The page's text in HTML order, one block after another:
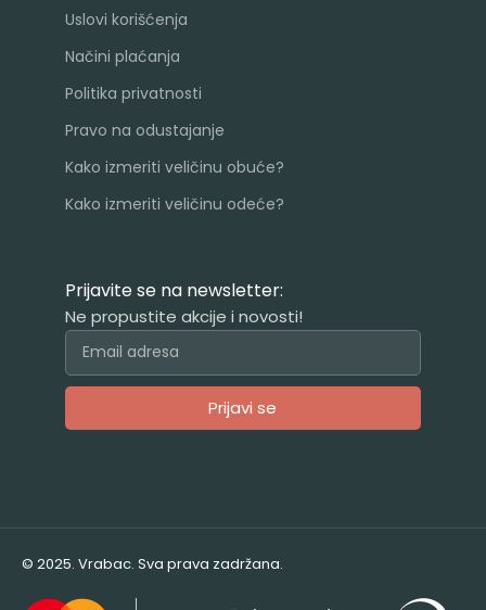
Uslovi korišćenja
Načini plaćanja
Politika privatnosti
Pravo na odustajanje
Kako izmeriti veličinu obuće?
Kako izmeriti veličinu odeće?
Prijavite se na newsletter:
Ne propustite akcije i novosti!
Prijavi se
© 2025. Vrabac. Sva prava zadržana.